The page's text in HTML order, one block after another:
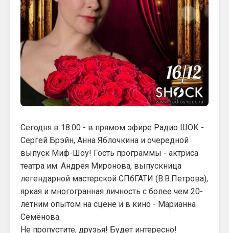
Сегодня в 18:00 - в прямом эфире Радио ШОК -
Сергей Брэйн, Анна Яблочкина и очередной
выпуск Миф-Шоу! Гость программы - актриса
театра им. Андрея Миронова, выпускница
легендарной мастерской СПбГАТИ (В.В.Петрова),
яркая и многогранная личность с более чем 20-
летним опытом на сцене и в кино - Марианна
Семёнова.
Не пропустите, друзья! Будет интересно!